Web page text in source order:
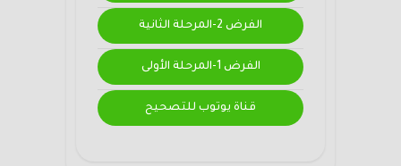
الفرض 2-المرحلة الثانية
الفرض 1-المرحلة الأولى
قناة يوتوب للتصحيح